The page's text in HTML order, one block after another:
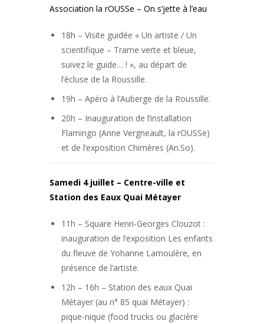
Association la rOUSSe – On s’jette à l’eau
18h – Visite guidée « Un artiste / Un
scientifique – Trame verte et bleue,
suivez le guide… ! », au départ de
l’écluse de la Roussille.
19h – Apéro à l’Auberge de la Roussille.
20h – Inauguration de l’installation
Flamingo (Anne Vergneault, la rOUSSe)
et de l’exposition Chimères (An.So).
Samedi 4 juillet – Centre-ville et
Station des Eaux Quai Métayer
11h – Square Henri-Georges Clouzot :
inauguration de l’exposition Les enfants
du fleuve de Yohanne Lamoulère, en
présence de l’artiste.
12h – 16h – Station des eaux Quai
Métayer (au n° 85 quai Métayer) :
pique-nique (food trucks ou glacière